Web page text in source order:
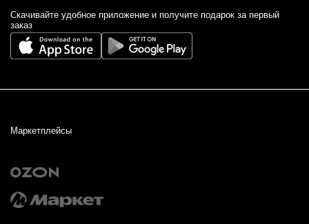
Cкачивайте удобное приложение и получите подарок за первый
заказ
Маркетплейсы